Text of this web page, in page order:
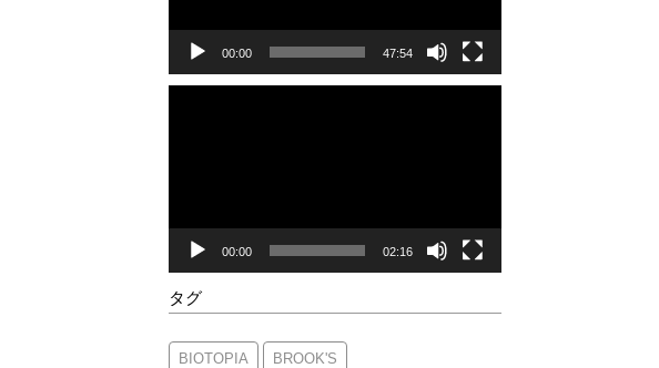
ー
00:00 47:54
ー
00:00 02:16
タグ
BIOTOPIA BROOK'S